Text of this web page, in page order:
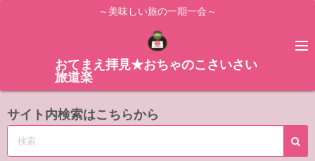
ス
ッ
～美味しい旅の一期一会～
おてまえ拝見★おちゃのこさいさい
旅道楽
サイト内検索はこちらから